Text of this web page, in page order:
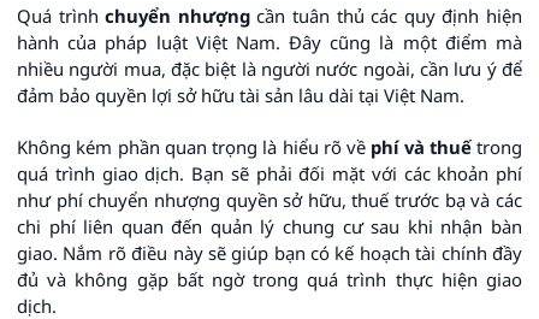
Quá trìnhchuyển nhượngcần tuân thủ các quy định hiện
hành của pháp luật Việt Nam. Đây cũng là một điểm mà
nhiều người mua, đặc biệt là người nước ngoài, cần lưu ý để
đảm bảo quyền lợi sở hữu tài sản lâu dài tại Việt Nam.
Không kém phần quan trọng là hiểu rõ về phí và thuếtrong
quá trình giao dịch. Bạn sẽ phải đối mặt với các khoản phí
như phí chuyển nhượng quyền sở hữu, thuế trước bạ và các
chi phí liên quan đến quản lý chung cư sau khi nhận bàn
giao. Nắm rõ điều này sẽ giúp bạn có kế hoạch tài chính đầy
đủ và không gặp bất ngờ trong quá trình thực hiện giao
dịch.